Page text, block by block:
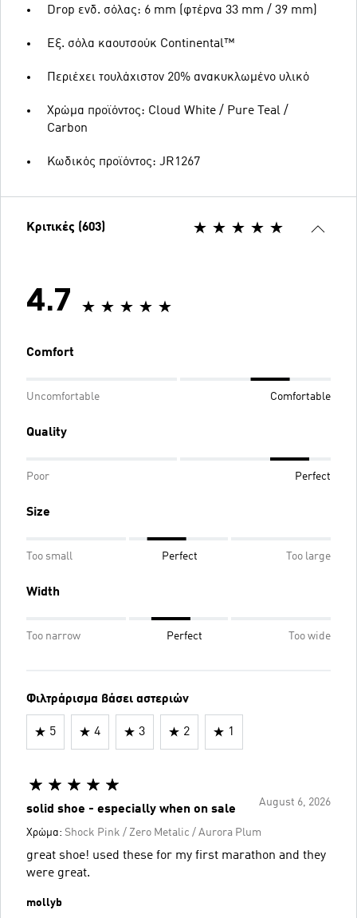
Drop ενδ. σόλας: 6 mm (φτέρνα 33 mm / 39 mm)
Εξ. σόλα καουτσούκ Continental™
Περιέχει τουλάχιστον 20% ανακυκλωμένο υλικό
Χρώμα προϊόντος: Cloud White / Pure Teal /
Carbon
Κωδικός προϊόντος: JR1267
Κριτικές (603)
4.7
Comfort
Uncomfortable Comfortable
Quality
Poor Perfect
Size
Too small Perfect Too large
Width
Too narrow Perfect Too wide
Φιλτράρισμα βάσει αστεριών
5 4 3 2 1
August 6, 2026
solid shoe - especially when on sale
Χρώμα: Shock Pink / Zero Metalic / Aurora Plum
great shoe! used these for my first marathon and they
were great.
mollyb